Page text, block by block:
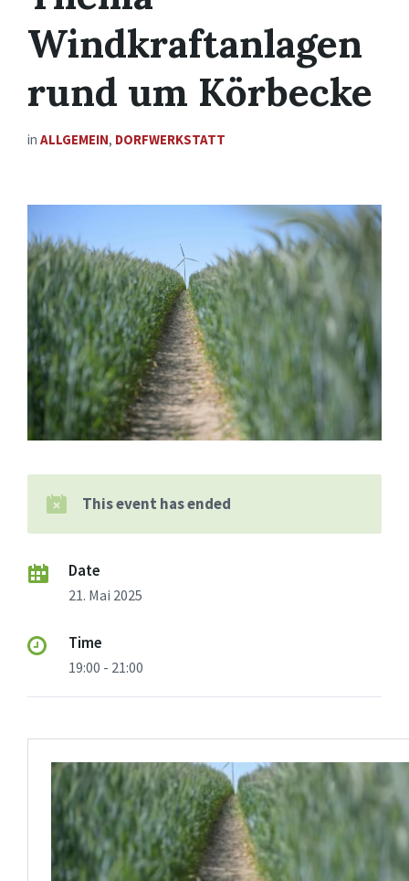
Windkraftanlagen
rund um Körbecke
in ALLGEMEIN, DORFWERKSTATT
This event has ended
Date
21. Mai 2025
Time
19:00 - 21:00